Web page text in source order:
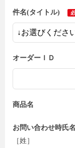
件名(タイトル)
オーダーＩＤ
商品名
お問い合わせ時氏名
［姓］